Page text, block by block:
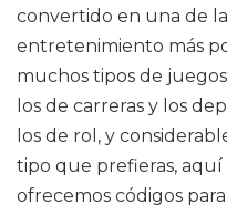
convertido en una de
entretenimiento más
muchos tipos de
los de carreras y los
los de rol, y
tipo que prefieras,
ofrecemos códigos